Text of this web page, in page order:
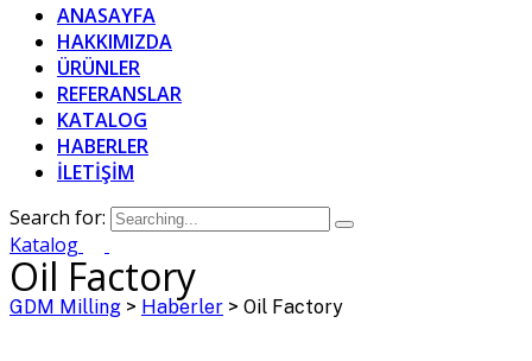
ANASAYFA
HAKKIMIZDA
ÜRÜNLER
REFERANSLAR
KATALOG
HABERLER
İLETİŞİM
Search for:
Katalog
Oil Factory
GDM Milling > Haberler > Oil Factory